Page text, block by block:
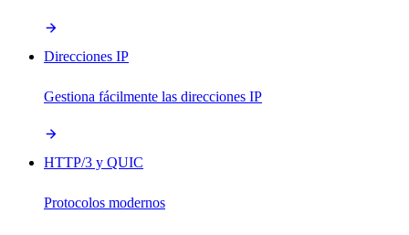
Direcciones IP
Gestiona fácilmente las direcciones IP
HTTP/3 y QUIC
Protocolos modernos